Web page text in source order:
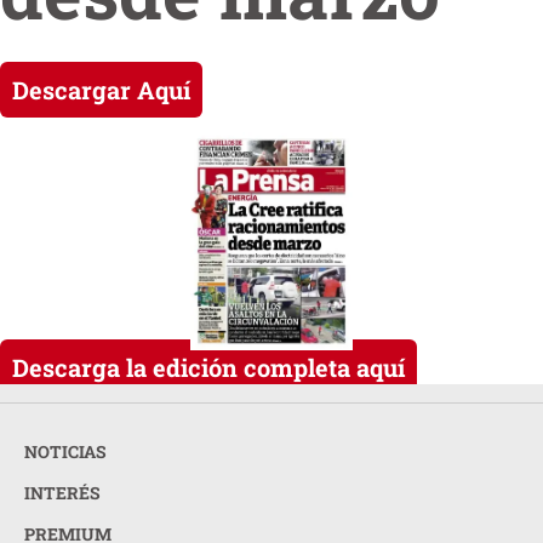
Descargar Aquí
Descarga la edición completa aquí
NOTICIAS
INTERÉS
PREMIUM